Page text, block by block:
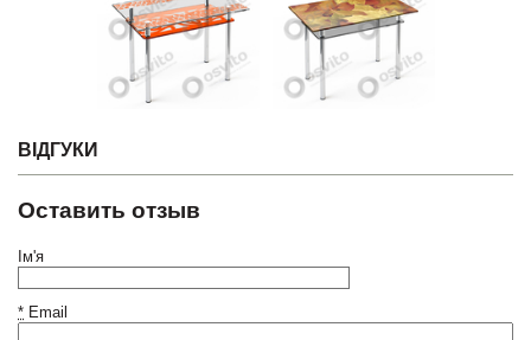
ВІДГУКИ
Оставить отзыв
Ім'я
* Email